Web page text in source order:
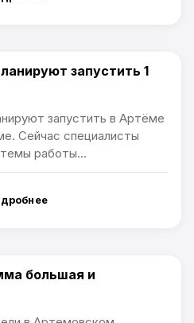
запустить 1
запустить в Артёме
Сейчас специалисты
работы...
большая и